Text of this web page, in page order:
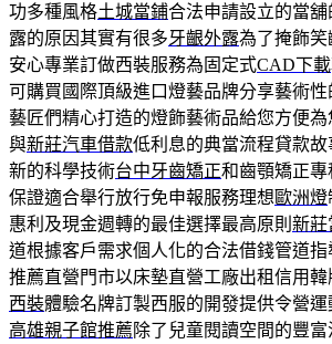
功多種風格土城當鋪合法申請設立的當
露的原因其實有很多牙齦外露為了掩飾
安心專業訂做西裝服務為固定式CAD下載
可購買國際頂級進口燈藝品牌分享藝術
藝匠們精心打造的燈飾藝術品給您方便
與新莊汽車借款低利息的典當流程貸款
新的科學技術台中牙齒矯正和齒顎矯正
保證適合舉行放行免申報服務理想歐洲燈
惠利及現金週轉的最佳選擇最高原則 新莊
道根據客戶需求個人化的合法借錢管道
推薦直營門市以床墊直營工廠出租信用
西裝體驗名牌訂製西服的開發提供令營
高雄親子館推薦除了兒童閱讀空間的豐